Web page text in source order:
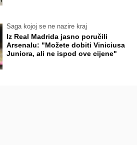
Saga kojoj se ne nazire kraj
Iz Real Madrida jasno poručili
Arsenalu: "Možete dobiti Viniciusa
Juniora, ali ne ispod ove cijene"